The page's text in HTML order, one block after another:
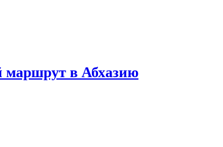
маршрут в Абхазию